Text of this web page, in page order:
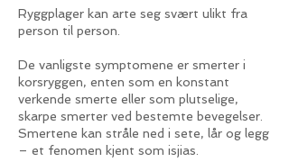
Ryggplager kan arte seg svært ulikt fra
person til person.
De vanligste symptomene er smerter i
korsryggen, enten som en konstant
verkende smerte eller som plutselige,
skarpe smerter ved bestemte bevegelser.
Smertene kan stråle ned i sete, lår og legg
– et fenomen kjent som isjias.